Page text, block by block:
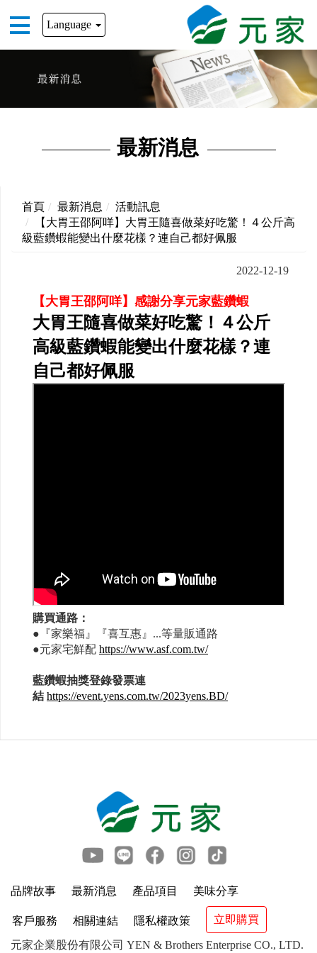
Language
最新消息
首頁 最新消息
活動訊息
【大胃王邵阿咩】大胃王隨喜做菜好吃驚！４公斤高
級藍鑽蝦能變出什麼花樣？連自己都好佩服
2022-12-19
【大胃王邵阿咩】感謝分享元家藍鑽蝦
大胃王隨喜做菜好吃驚！４公斤
高級藍鑽蝦能變出什麼花樣？連
自己都好佩服
購買通路：
●『家樂福』『喜互惠』...等量販通路
●元家宅鮮配 https://www.asf.com.tw/
藍鑽蝦抽獎登錄發票連
結 https://event.yens.com.tw/2023yens.BD/
品牌故事 最新消息 產品項目 美味分享
客戶服務 相關連結 隱私權政策 立即購買
元家企業股份有限公司 YEN & Brothers Enterprise CO., LTD.